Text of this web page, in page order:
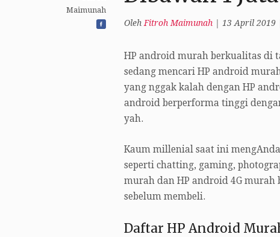
Maimunah
Oleh Fitroh Maimunah| 13 April 2019|
HP android murah berkualitas di
sedang mencari HP android
yang nggak kalah dengan HP
android berperforma tinggi
yah.
Kaum millenial saat ini
seperti chatting, gaming,
murah dan HP android 4G
sebelum membeli.
Daftar HP Android